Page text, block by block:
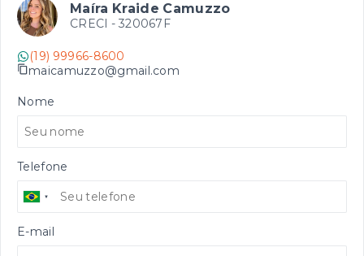
Maíra Kraide Camuzzo
CRECI - 320067F
(19) 99966-8600
maicamuzzo@gmail.com
Nome
Telefone
E-mail